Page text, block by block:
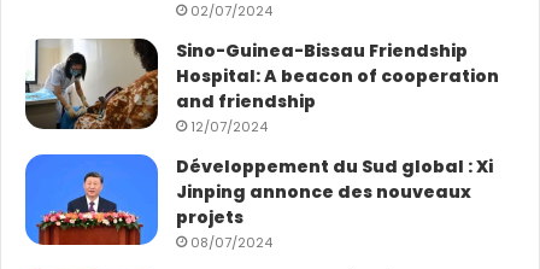
02/07/2024
Sino-Guinea-Bissau Friendship
Hospital: A beacon of cooperation
and friendship
12/07/2024
Développement du Sud global : Xi
Jinping annonce des nouveaux
projets
08/07/2024